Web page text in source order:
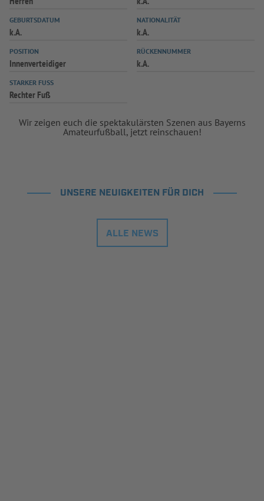
GEBURTSDATUM
k.A.
NATIONALITÄT
k.A.
POSITION
Innenverteidiger
RÜCKENNUMMER
k.A.
STARKER FUSS
Rechter Fuß
Wir zeigen euch die spektakulärsten Szenen aus Bayerns
Amateurfußball, jetzt reinschauen!
UNSERE NEUIGKEITEN FÜR DICH
ALLE NEWS